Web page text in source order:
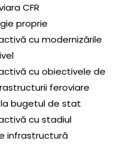
CFR
proprie
cu modernizările
cu obiectivele de
feroviare
bugetul de stat
cu stadiul
infrastructură